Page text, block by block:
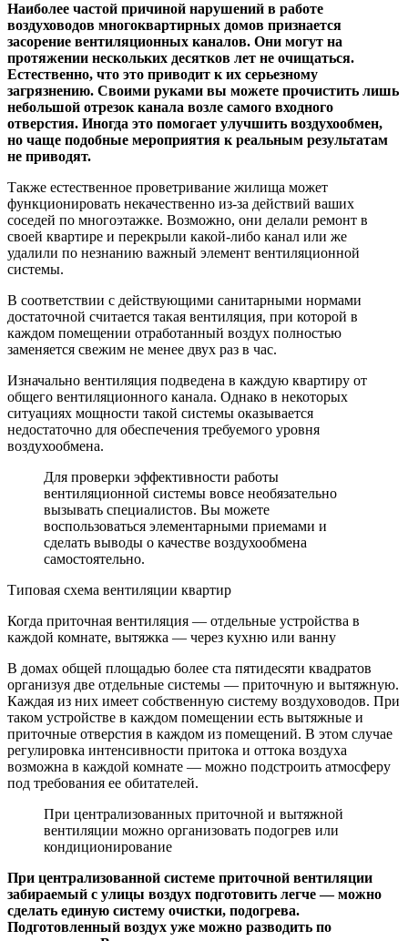
Наиболее частой причиной нарушений в работе
воздуховодов многоквартирных домов признается
засорение вентиляционных каналов. Они могут на
протяжении нескольких десятков лет не очищаться.
Естественно, что это приводит к их серьезному
загрязнению. Своими руками вы можете прочистить лишь
небольшой отрезок канала возле самого входного
отверстия. Иногда это помогает улучшить воздухообмен,
но чаще подобные мероприятия к реальным результатам
не приводят.
Также естественное проветривание жилища может
функционировать некачественно из-за действий ваших
соседей по многоэтажке. Возможно, они делали ремонт в
своей квартире и перекрыли какой-либо канал или же
удалили по незнанию важный элемент вентиляционной
системы.
В соответствии с действующими санитарными нормами
достаточной считается такая вентиляция, при которой в
каждом помещении отработанный воздух полностью
заменяется свежим не менее двух раз в час.
Изначально вентиляция подведена в каждую квартиру от
общего вентиляционного канала. Однако в некоторых
ситуациях мощности такой системы оказывается
недостаточно для обеспечения требуемого уровня
воздухообмена.
Для проверки эффективности работы
вентиляционной системы вовсе необязательно
вызывать специалистов. Вы можете
воспользоваться элементарными приемами и
сделать выводы о качестве воздухообмена
самостоятельно.
Типовая схема вентиляции квартир
Когда приточная вентиляция — отдельные устройства в
каждой комнате, вытяжка — через кухню или ванну
В домах общей площадью более ста пятидесяти квадратов
организуя две отдельные системы — приточную и вытяжную.
Каждая из них имеет собственную систему воздуховодов. При
таком устройстве в каждом помещении есть вытяжные и
приточные отверстия в каждом из помещений. В этом случае
регулировка интенсивности притока и оттока воздуха
возможна в каждой комнате — можно подстроить атмосферу
под требования ее обитателей.
При централизованных приточной и вытяжной
вентиляции можно организовать подогрев или
кондиционирование
При централизованной системе приточной вентиляции
забираемый с улицы воздух подготовить легче — можно
сделать единую систему очистки, подогрева.
Подготовленный воздух уже можно разводить по